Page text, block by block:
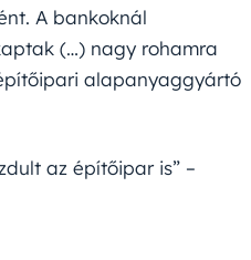
A bankoknál
(…) nagy rohamra
alapanyaggyártó
az építőipar is” –